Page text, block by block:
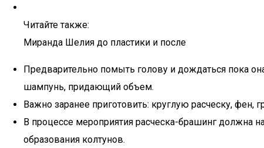
Читайте также:
Миранда Шелия до пластики и после
Предварительно помыть голову и дождаться пока
шампунь, придающий объем.
Важно заранее приготовить: круглую расческу,
В процессе мероприятия расческа-брашинг должна
образования колтунов.